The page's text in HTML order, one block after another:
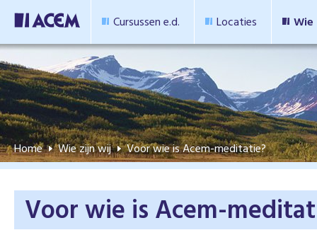
Cursussen e.d. Locaties
Home Wie zijn wij Voor wie is Acem-meditatie?
Voor wie is Acem-